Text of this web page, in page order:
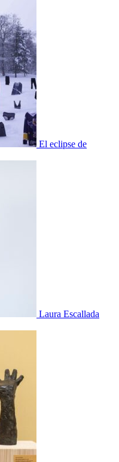
El eclipse de
Laura Escallada